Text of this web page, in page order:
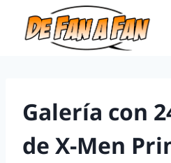
Galería con
de X-Men